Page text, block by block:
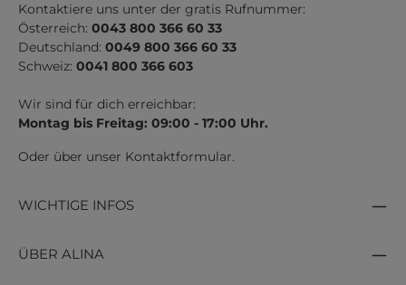
Kontaktiere uns unter der gratis Rufnummer:
Österreich: 0043 800 366 60 33
Deutschland: 0049 800 366 60 33
Schweiz: 0041 800 366 603
Wir sind für dich erreichbar:
Montag bis Freitag: 09:00 - 17:00 Uhr.
Oder über unser Kontaktformular.
WICHTIGE INFOS
ÜBER ALINA